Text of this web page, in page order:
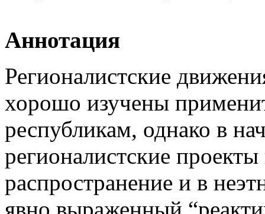
Аннотация
Регионалистские
хорошо изучены
республикам, однако в
регионалистские
распространение и в
явно выраженный